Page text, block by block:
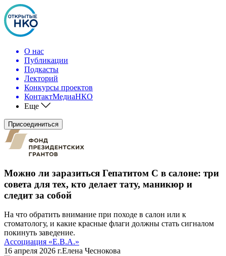
О нас
Публикации
Подкасты
Лекторий
Конкурсы проектов
КонтактМедиаНКО
Еще
Присоединиться
Можно ли заразиться Гепатитом С в салоне: три
совета для тех, кто делает тату, маникюр и
следит за собой
На что обратить внимание при походе в салон или к
стоматологу, и какие красные флаги должны стать сигналом
покинуть заведение.
Ассоциация «Е.В.А.»
16 апреля 2026 г.Елена Чеснокова